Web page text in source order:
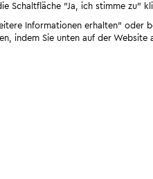
Schaltfläche "Ja, ich stimme zu"
Informationen erhalten" oder
indem Sie unten auf der Website